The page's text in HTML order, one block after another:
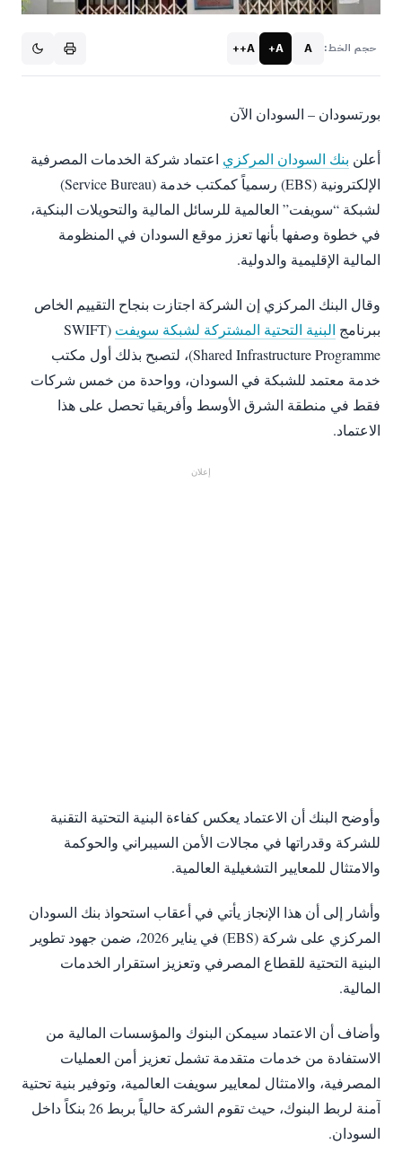
حجم الخط: A
A+
A++
بورتسودان – السودان الآن
أعلن بنك السودان المركزي اعتماد شركة الخدمات المصرفية
الإلكترونية (EBS) رسمياً كمكتب خدمة (Service Bureau)
لشبكة “سويفت” العالمية للرسائل المالية والتحويلات البنكية،
في خطوة وصفها بأنها تعزز موقع السودان في المنظومة
المالية الإقليمية والدولية.
وقال البنك المركزي إن الشركة اجتازت بنجاح التقييم الخاص
ببرنامج البنية التحتية المشتركة لشبكة سويفت (SWIFT
Shared Infrastructure Programme)، لتصبح بذلك أول مكتب
خدمة معتمد للشبكة في السودان، وواحدة من خمس شركات
فقط في منطقة الشرق الأوسط وأفريقيا تحصل على هذا
الاعتماد.
إعلان
وأوضح البنك أن الاعتماد يعكس كفاءة البنية التحتية التقنية
للشركة وقدراتها في مجالات الأمن السيبراني والحوكمة
والامتثال للمعايير التشغيلية العالمية.
وأشار إلى أن هذا الإنجاز يأتي في أعقاب استحواذ بنك السودان
المركزي على شركة (EBS) في يناير 2026، ضمن جهود تطوير
البنية التحتية للقطاع المصرفي وتعزيز استقرار الخدمات
المالية.
وأضاف أن الاعتماد سيمكن البنوك والمؤسسات المالية من
الاستفادة من خدمات متقدمة تشمل تعزيز أمن العمليات
المصرفية، والامتثال لمعايير سويفت العالمية، وتوفير بنية تحتية
آمنة لربط البنوك، حيث تقوم الشركة حالياً بربط 26 بنكاً داخل
السودان.